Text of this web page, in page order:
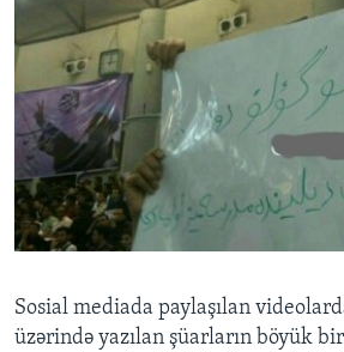
Sosial mediada paylaşılan
üzərində yazılan şüarların böyük